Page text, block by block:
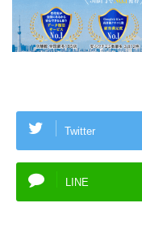
Twitter
LINE